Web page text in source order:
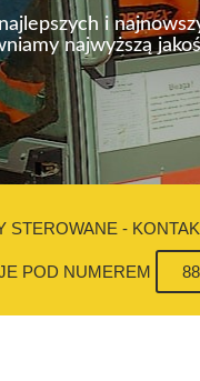
i
najwyższą
STEROWANE -
POD NUMEREM